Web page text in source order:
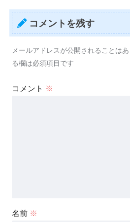
コメントを残す
メールアドレスが公開されることはあ
る欄は必須項目です
コメント ※
名前 ※